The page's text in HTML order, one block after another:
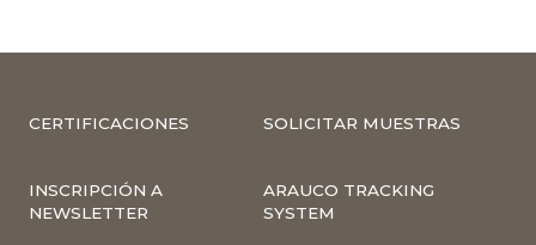
CERTIFICACIONES SOLICITAR MUESTRAS
INSCRIPCIÓN A
NEWSLETTER
ARAUCO TRACKING
SYSTEM